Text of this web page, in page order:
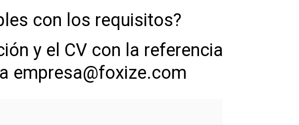
con los requisitos?
y el CV con la referencia
empresa@foxize.com